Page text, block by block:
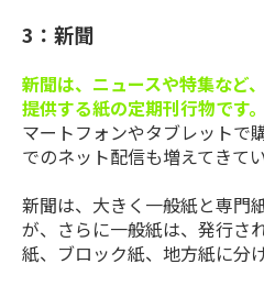
3：新聞
新聞は、ニュースや特集など
提供する紙の定期刊行物です。
マートフォンやタブレットで
でのネット配信も増えてきてい
新聞は、大きく一般紙と専門
が、さらに一般紙は、発行さ
紙、ブロック紙、地方紙に分